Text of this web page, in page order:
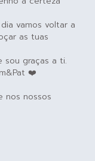
vamos voltar a
as tuas
graças a ti.
❤️
nos nossos